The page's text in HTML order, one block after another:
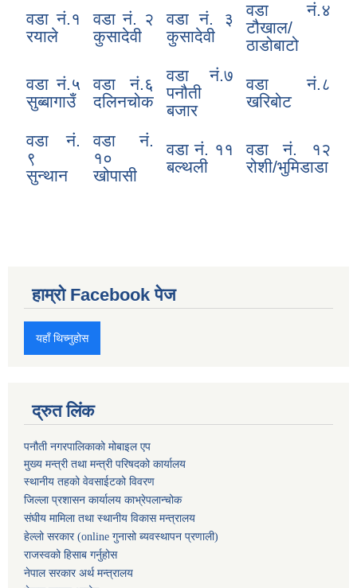
वडा न‌ं.१
रयाले
वडा नं. २
कुसादेवी
वडा न‌ं. ३
कुसादेवी
वडा नं.४
टौखाल/
ठाडोबाटो
वडा नं.५
सुब्बागाउँ
वडा नं.६
दलिनचोक
वडा नं.७
पनौती
बजार
वडा नं.८
खरिबोट
वडा नं.
९
सुन्थान
वडा नं.
१०
खोपासी
वडा नं. ११
बल्थली
वडा नं. १२
रोशी/भुमिडाडा
हाम्रो Facebook पेज
यहाँ थिच्नुहोस
द्रुत लिंक
पनौती नगरपालिकाको मोबाइल एप
मुख्य मन्त्री तथा मन्त्री परिषदको कार्यालय
स्थानीय तहको वेवसाईटको विवरण
जिल्ला प्रशासन कार्यालय काभ्रेपलान्चोक
संघीय मामिला तथा स्थानीय विकास मन्त्रालय
हेल्लो सरकार (online गुनासो ब्यवस्थापन प्रणाली)
राजस्वको हिसाब गर्नुहोस
नेपाल सरकार अर्थ मन्त्रालय